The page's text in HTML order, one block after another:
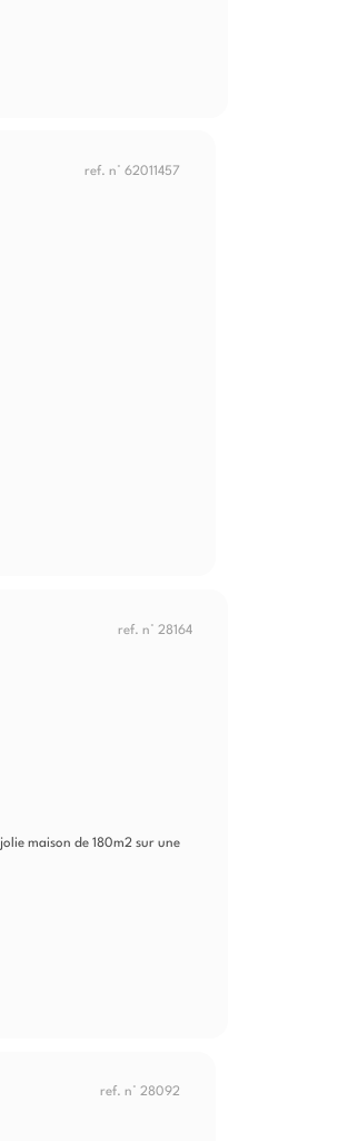
ref. n° 62011457
ref. n° 28164
jolie maison de 180m2 sur une
ref. n° 28092